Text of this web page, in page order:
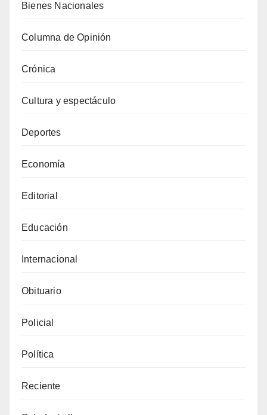
Bienes Nacionales
Columna de Opinión
Crónica
Cultura y espectáculo
Deportes
Economía
Editorial
Educación
Internacional
Obituario
Policial
Política
Reciente